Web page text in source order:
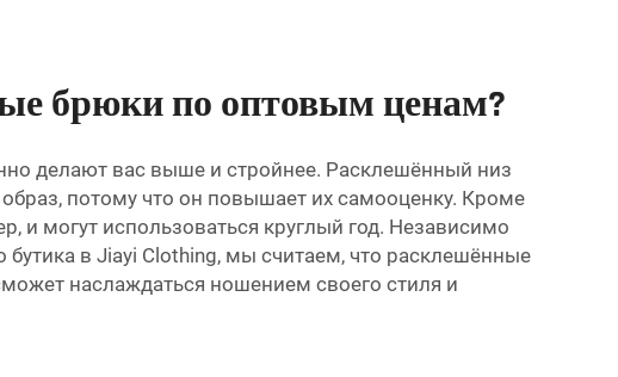
брюки по оптовым ценам?
делают вас выше и стройнее. Расклешённый низ
потому что он повышает их самооценку. Кроме
и могут использоваться круглый год. Независимо
бутика в Jiayi Clothing, мы считаем, что расклешённые
наслаждаться ношением своего стиля и